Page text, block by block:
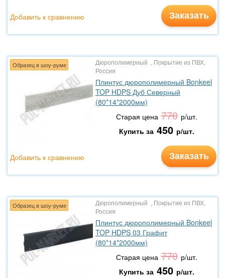
Заказать
Добавить к сравнению
Образец в шоу-руме
Дюрополимерный , Покрытие из ПВХ,
Россия
Плинтус дюрополимерный Bonkeel
TOP HDPS Дуб Северный
(80*14*2000мм)
Старая цена 770 р/шт.
Купить за 450 р/шт.
Заказать
Добавить к сравнению
Образец в шоу-руме
Дюрополимерный , Покрытие из ПВХ,
Россия
Плинтус дюрополимерный Bonkeel
TOP HDPS 03 Графит
(80*14*2000мм)
Старая цена 770 р/шт.
Купить за 450 р/шт.